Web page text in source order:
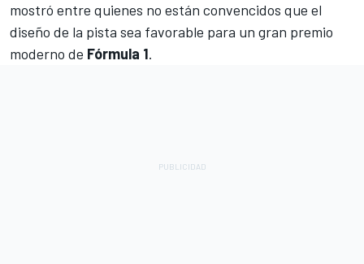
mostró entre quienes no están convencidos que el
diseño de la pista sea favorable para un gran premio
moderno de Fórmula 1.